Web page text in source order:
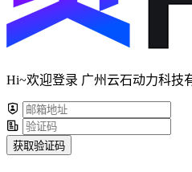
Hi~欢迎登录 广州云石动力科技
获取验证码